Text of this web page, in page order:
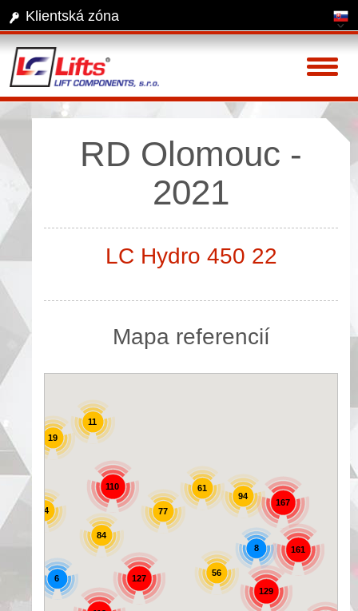
Klientská zóna
RD Olomouc -
2021
LC Hydro 450 22
Mapa referencií
167
110
56
127
77
94
61
161
11
84
129
44
19
8
6